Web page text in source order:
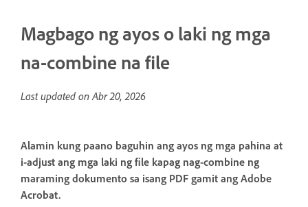
Magbago ng ayos o laki ng mga
na-combine na file
Last updated onAbr 20, 2026
Alamin kung paano baguhin ang ayos ng mga pahina at
i-adjust ang mga laki ng file kapag nag-combine ng
maraming dokumento sa isang PDF gamit ang Adobe
Acrobat.